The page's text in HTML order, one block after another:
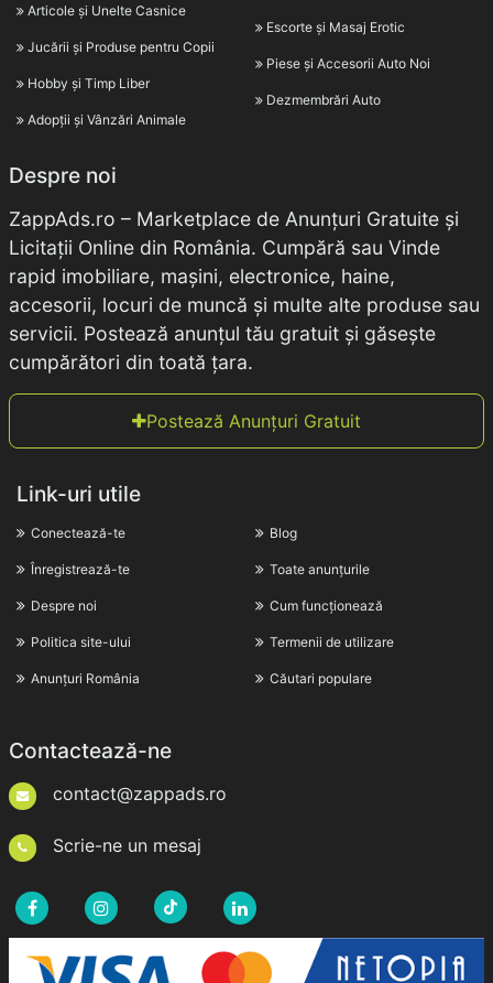
Articole și Unelte Casnice
Jucării și Produse pentru Copii
Hobby și Timp Liber
Adopții și Vânzări Animale
Escorte și Masaj Erotic
Piese și Accesorii Auto Noi
Dezmembrări Auto
Despre noi
ZappAds.ro – Marketplace de Anunțuri Gratuite și
Licitații Online din România. Cumpără sau Vinde
rapid imobiliare, mașini, electronice, haine,
accesorii, locuri de muncă și multe alte produse sau
servicii. Postează anunțul tău gratuit și găsește
cumpărători din toată țara.
Postează Anunțuri Gratuit
Link-uri utile
Conectează-te
Înregistrează-te
Despre noi
Politica site-ului
Anunțuri România
Blog
Toate anunțurile
Cum funcționează
Termenii de utilizare
Căutari populare
Contactează-ne
contact@zappads.ro
Scrie-ne un mesaj